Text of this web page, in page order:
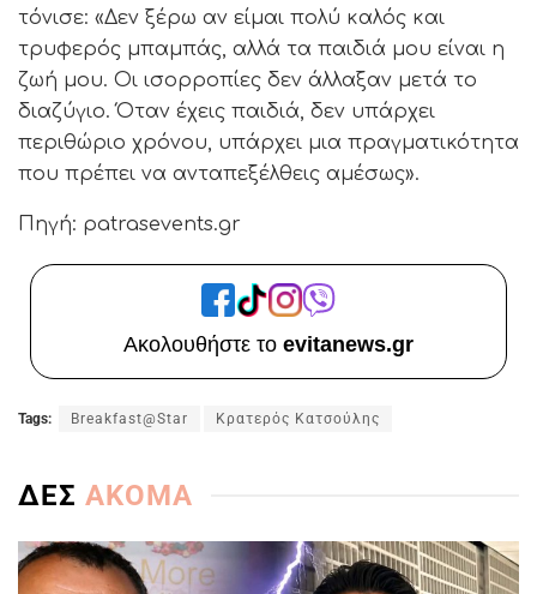
τόνισε: «Δεν ξέρω αν είμαι πολύ καλός και
τρυφερός μπαμπάς, αλλά τα παιδιά μου είναι η
ζωή μου. Οι ισορροπίες δεν άλλαξαν μετά το
διαζύγιο. Όταν έχεις παιδιά, δεν υπάρχει
περιθώριο χρόνου, υπάρχει μια πραγματικότητα
που πρέπει να ανταπεξέλθεις αμέσως».
Πηγή: patrasevents.gr
Ακολουθήστε το evitanews.gr
Tags: Breakfast@Star Κρατερός Κατσούλης
ΔΕΣ ΑΚΟΜΑ